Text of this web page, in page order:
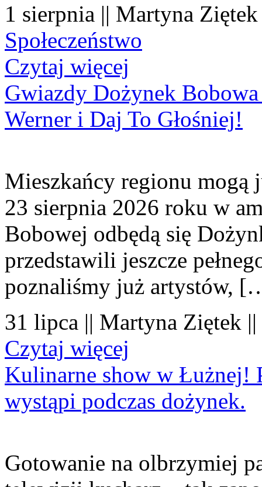
1 sierpnia || Martyna
Społeczeństwo
Czytaj więcej
Gwiazdy Dożynek Bobowa
Werner i Daj To Głośniej!
Mieszkańcy regionu mogą
23 sierpnia 2026 roku w
Bobowej odbędą się
przedstawili jeszcze
poznaliśmy już artystów,
31 lipca || Martyna Ziętek
Czytaj więcej
Kulinarne show w Łużnej!
wystąpi podczas dożynek.
Gotowanie na olbrzymiej